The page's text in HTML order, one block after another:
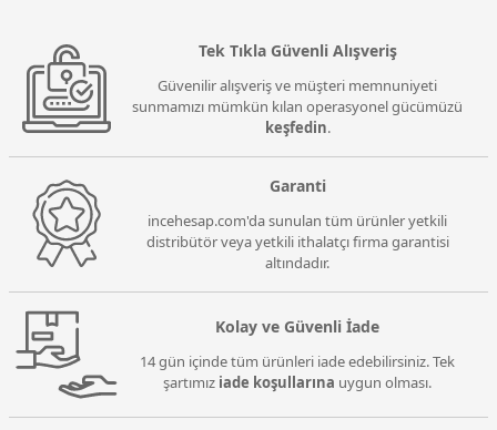
Tek Tıkla Güvenli Alışveriş
Güvenilir alışveriş ve müşteri memnuniyeti
sunmamızı mümkün kılan operasyonel gücümüzü
keşfedin.
Garanti
incehesap.com'da sunulan tüm ürünler yetkili
distribütör veya yetkili ithalatçı firma garantisi
altındadır.
Kolay ve Güvenli İade
14 gün içinde tüm ürünleri iade edebilirsiniz. Tek
şartımız iade koşullarına uygun olması.